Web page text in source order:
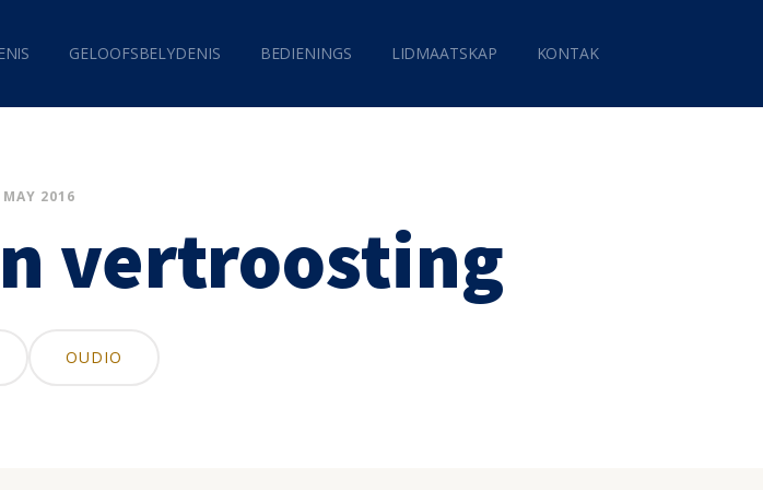
GELOOFSBELYDENIS BEDIENINGS LIDMAATSKAP KONTAK
MAY 2016
vertroosting
OUDIO